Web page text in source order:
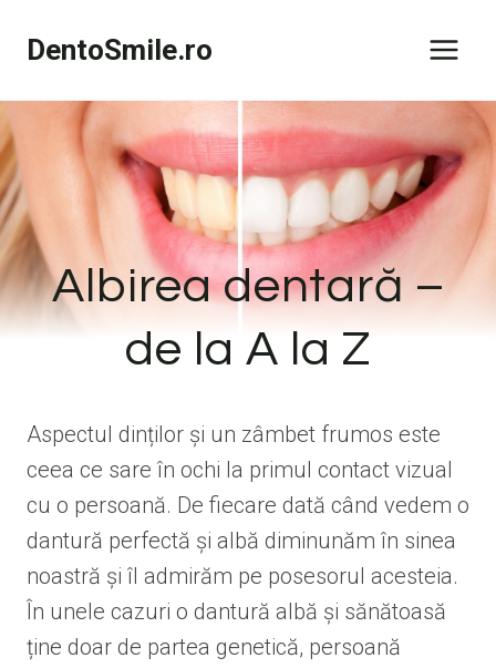
DentoSmile.ro
Albirea dentară –
de la A la Z
Aspectul dinților și un zâmbet frumos este
ceea ce sare în ochi la primul contact vizual
cu o persoană. De fiecare dată când vedem o
dantură perfectă și albă diminunăm în sinea
noastră și îl admirăm pe posesorul acesteia.
În unele cazuri o dantură albă și sănătoasă
ține doar de partea genetică, persoană